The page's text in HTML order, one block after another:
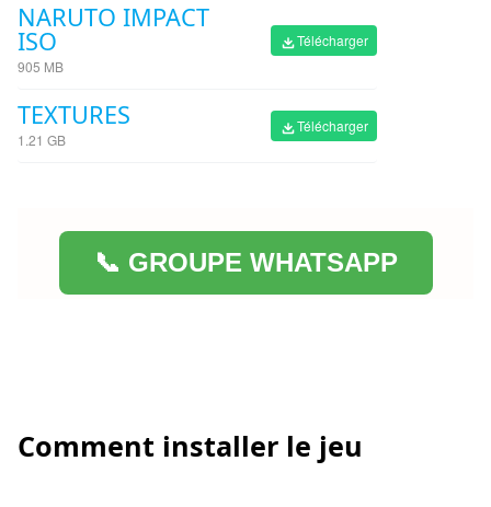
NARUTO IMPACT
ISO
905 MB
Télécharger
TEXTURES
1.21 GB
Télécharger
📞 GROUPE WHATSAPP
Comment installer le jeu